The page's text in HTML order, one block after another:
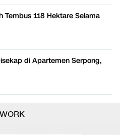
Tembus 118 Hektare Selama
di Apartemen Serpong,